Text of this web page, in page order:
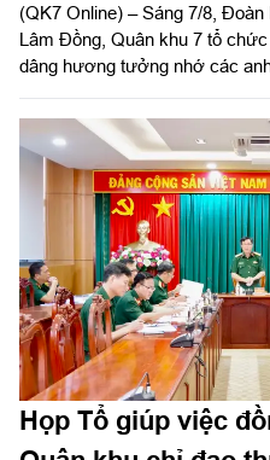
(QK7 Online) – Sáng 7/8,
Lâm Đồng, Quân khu 7 tổ chức
dâng hương tưởng nhớ các
Đồng Nai do Thượng tá Đinh
KTQP Lâm Đồng làm trưởng
Họp Tổ giúp việc